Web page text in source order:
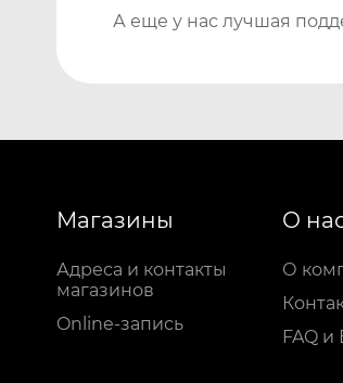
А еще у нас лучшая
Магазины
Адреса и контакты
магазинов
Online-запись
О
О
FAQ и